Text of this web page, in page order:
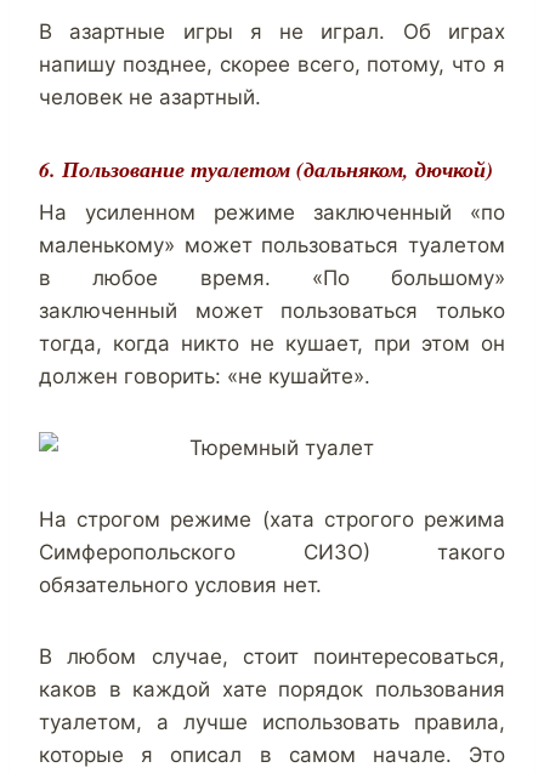
В азартные игры я не играл. Об играх
напишу позднее, скорее всего, потому, что я
человек не азартный.
6. Пользование туалетом (дальняком, дючкой)
На усиленном режиме заключенный «по
маленькому» может пользоваться туалетом
в любое время. «По большому»
заключенный может пользоваться только
тогда, когда никто не кушает, при этом он
должен говорить: «не кушайте».
На строгом режиме (хата строгого режима
Симферопольского СИЗО) такого
обязательного условия нет.
В любом случае, стоит поинтересоваться,
каков в каждой хате порядок пользования
туалетом, а лучше использовать правила,
которые я описал в самом начале. Это